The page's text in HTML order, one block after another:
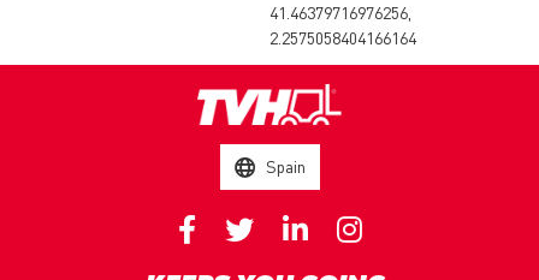
41.46379716976256,
2.2575058404166164
Spain